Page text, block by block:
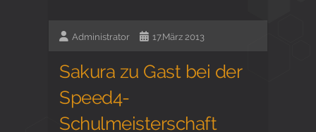
Administrator 17.März 2013
Sakura zu Gast bei der
Speed4-
Schulmeisterschaft